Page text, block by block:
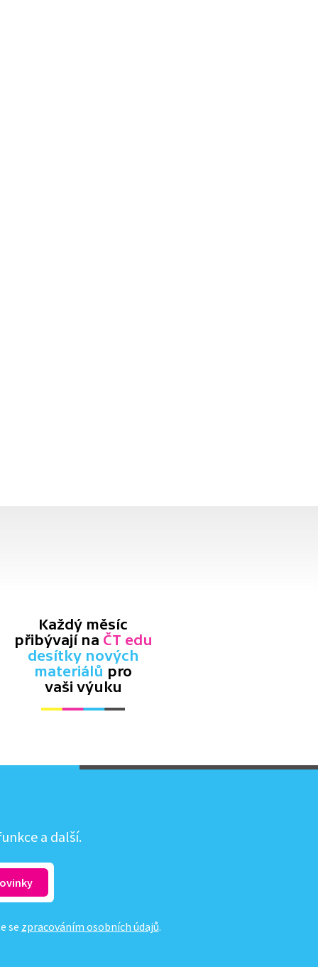
Každý měsíc
přibývají na ČT edu
desítky nových
materiálů pro
vaši výuku
a další.
se zpracováním osobních údajů.